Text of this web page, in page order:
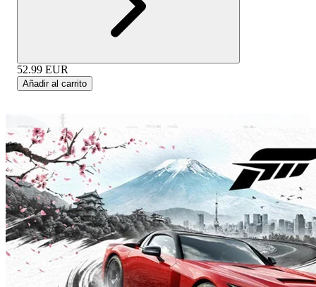
52.99 EUR
Añadir al carrito